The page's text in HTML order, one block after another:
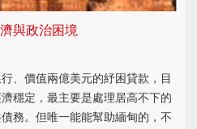
與政治困境
、價值兩億美元的紓困貸款，目
穩定，最主要是處理居高不下的
務。但唯一能能幫助緬甸的，不